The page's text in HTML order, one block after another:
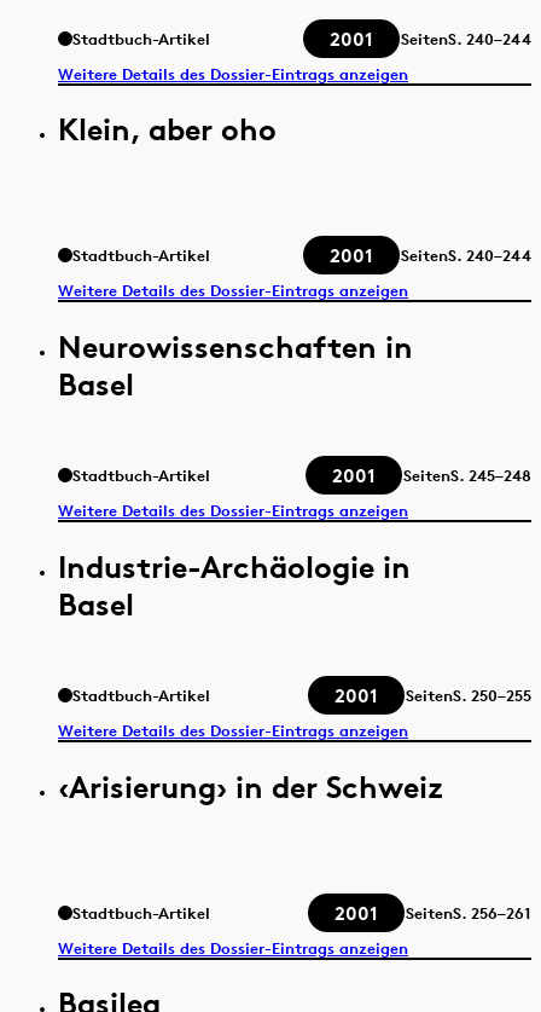
Stadtbuch-Artikel 2001 SeitenS. 240–244
Weitere Details des Dossier-Eintrags anzeigen
Klein, aber oho
Stadtbuch-Artikel 2001 SeitenS. 240–244
Weitere Details des Dossier-Eintrags anzeigen
Neurowissenschaften in
Basel
Stadtbuch-Artikel 2001 SeitenS. 245–248
Weitere Details des Dossier-Eintrags anzeigen
Industrie-Archäologie in
Basel
Stadtbuch-Artikel 2001 SeitenS. 250–255
Weitere Details des Dossier-Eintrags anzeigen
‹Arisierung› in der Schweiz
Stadtbuch-Artikel 2001 SeitenS. 256–261
Weitere Details des Dossier-Eintrags anzeigen
Basilea